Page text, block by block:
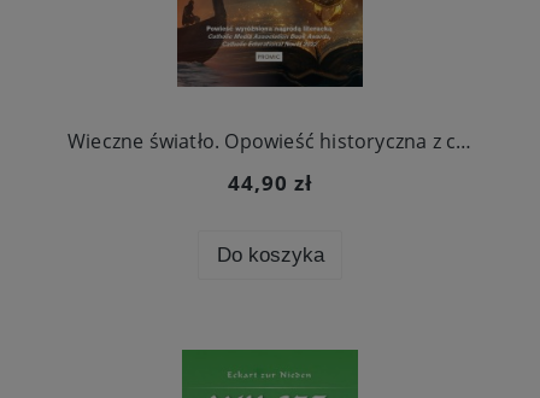
Wieczne światło. Opowieść historyczna z czasów schyłku Imperium Karolińskiego
44,90 zł
Do koszyka